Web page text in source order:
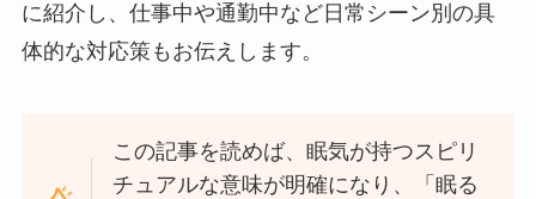
に紹介し、仕事中や通勤中など日常シーン別の具
体的な対応策もお伝えします。
この記事を読めば、眠気が持つスピリ
チュアルな意味が明確になり、「眠る